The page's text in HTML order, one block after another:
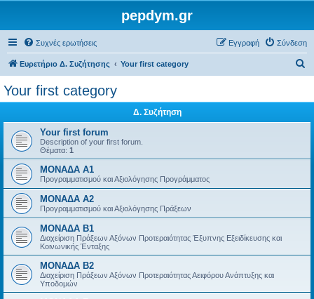
pepdym.gr
Συχνές ερωτήσεις Σύνδεση
Εγγραφή
Ευρετήριο Δ. Συζήτησης Your first category
Your first category
Δ. Συζήτηση
Your first forum
Description of your first forum.
Θέματα: 1
ΜΟΝΑΔΑ Α1
Προγραμματισμού και Αξιολόγησης Προγράμματος
ΜΟΝΑΔΑ Α2
Προγραμματισμού και Αξιολόγησης Πράξεων
ΜΟΝΑΔΑ Β1
Διαχείριση Πράξεων Αξόνων Προτεραιότητας Έξυπνης Εξειδίκευσης και
Κοινωνικής Ένταξης
ΜΟΝΑΔΑ Β2
Διαχείριση Πράξεων Αξόνων Προτεραιότητας Αειφόρου Ανάπτυξης και
Υποδομών